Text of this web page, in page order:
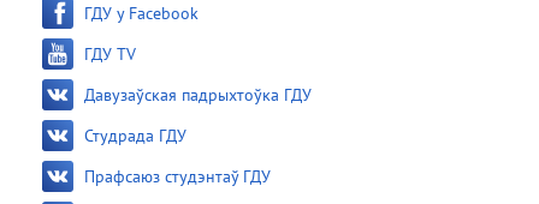
ГДУ у Facebook
ГДУ TV
Давузаўская падрыхтоўка ГДУ
Студрада ГДУ
Прафсаюз студэнтаў ГДУ